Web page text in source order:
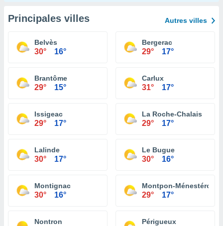
Principales villes Autres villes
Belvès
30° 16°
Bergerac
29° 17°
Brantôme
29° 15°
Carlux
31° 17°
Issigeac
29° 17°
La Roche-Chalais
29° 17°
Lalinde
30° 17°
Le Bugue
30° 16°
Montignac
30° 16°
Montpon-Ménestérol
29° 17°
Nontron Périgueux